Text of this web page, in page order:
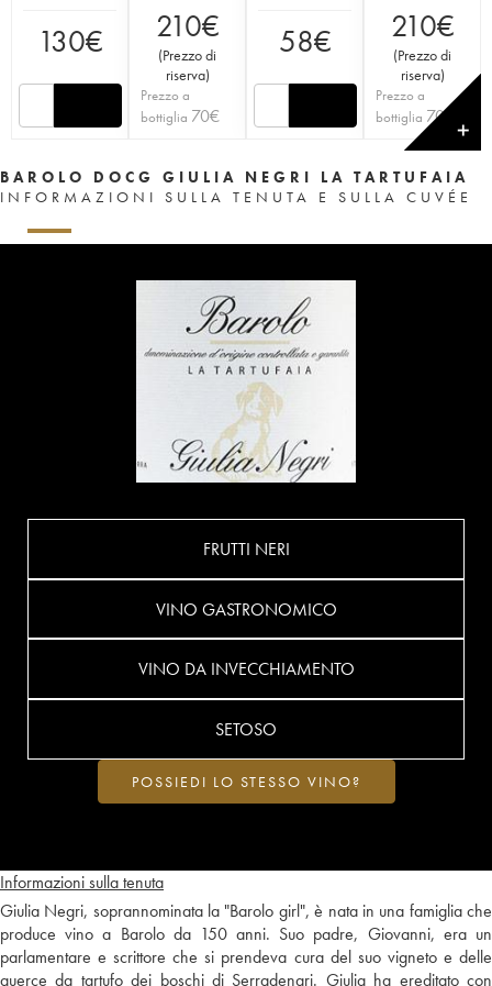
130€ 210€
(Prezzo di
riserva)
Prezzo a
bottiglia 70€
58€ 210€
(Prezzo di
riserva)
Prezzo a
bottiglia 70€
✕
BAROLO DOCG GIULIA NEGRI LA TARTUFAIA
INFORMAZIONI SULLA TENUTA E SULLA CUVÉE
Informazioni sulla tenuta
Giulia Negri, soprannominata la "Barolo girl", è nata in una famiglia che
produce vino a Barolo da 150 anni. Suo padre, Giovanni, era un
parlamentare e scrittore che si prendeva cura del suo vigneto e delle
querce da tartufo dei boschi di Serradenari. Giulia ha ereditato con
FRUTTI NERI
VINO GASTRONOMICO
VINO DA INVECCHIAMENTO
SETOSO
POSSIEDI LO STESSO VINO?